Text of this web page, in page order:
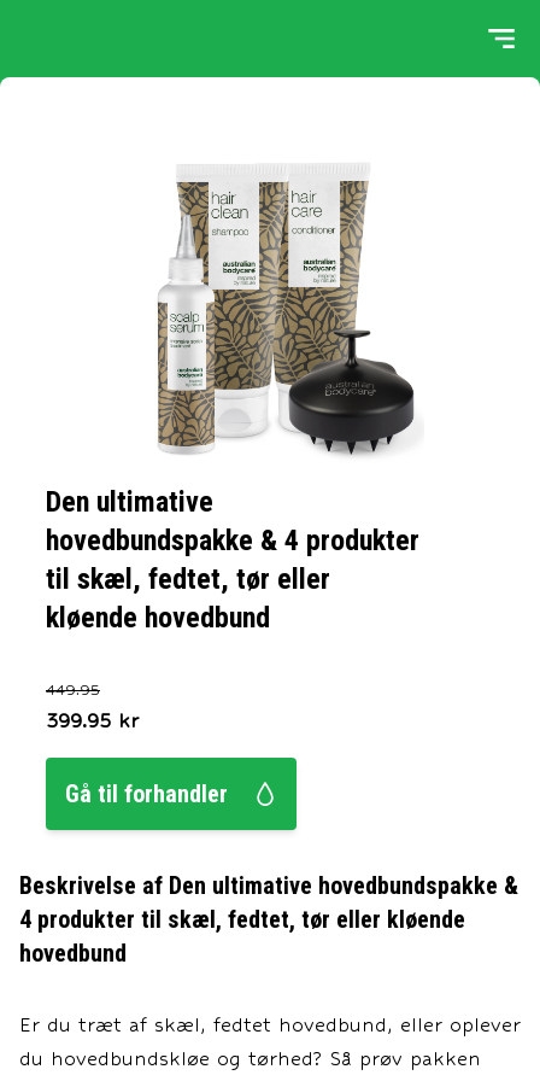
Den ultimative
hovedbundspakke & 4 produkter
til skæl, fedtet, tør eller
kløende hovedbund
449.95
399.95 kr
Gå til forhandler
Beskrivelse af Den ultimative hovedbundspakke &
4 produkter til skæl, fedtet, tør eller kløende
hovedbund
Er du træt af skæl, fedtet hovedbund, eller oplever
du hovedbundskløe og tørhed? Så prøv pakken